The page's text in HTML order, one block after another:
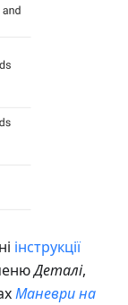
інструкції
Деталі,
Маневри на